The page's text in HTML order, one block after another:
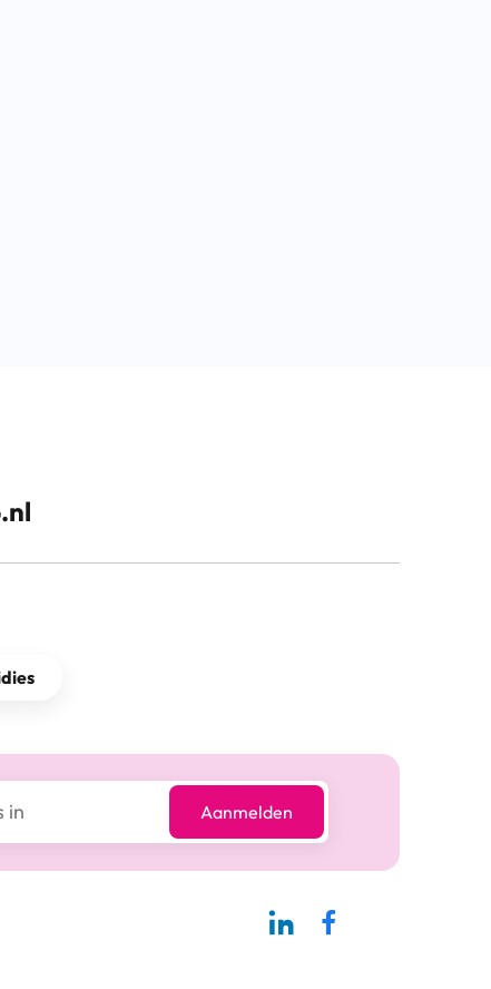
Aanmelden
Linkedin-pagina SBCM
Facebook SBCM